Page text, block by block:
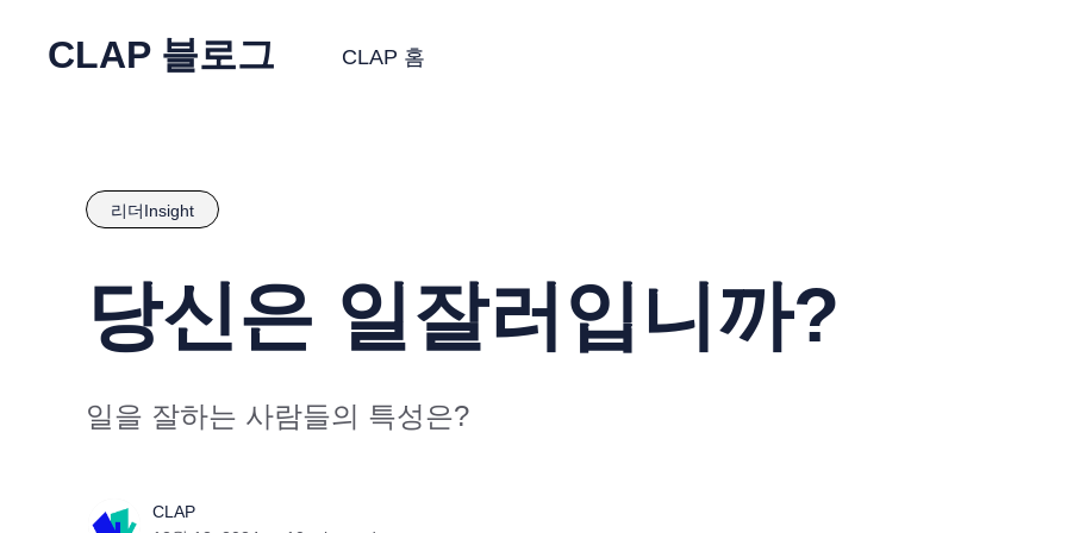
CLAP 블로그 CLAP 홈
리더Insight
당신은 일잘러입니까?
일을 잘하는 사람들의 특성은?
CLAP